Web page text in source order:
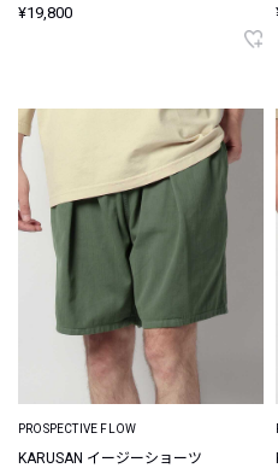
¥19,800
PROSPECTIVE FLOW
KARUSAN イージーショーツ